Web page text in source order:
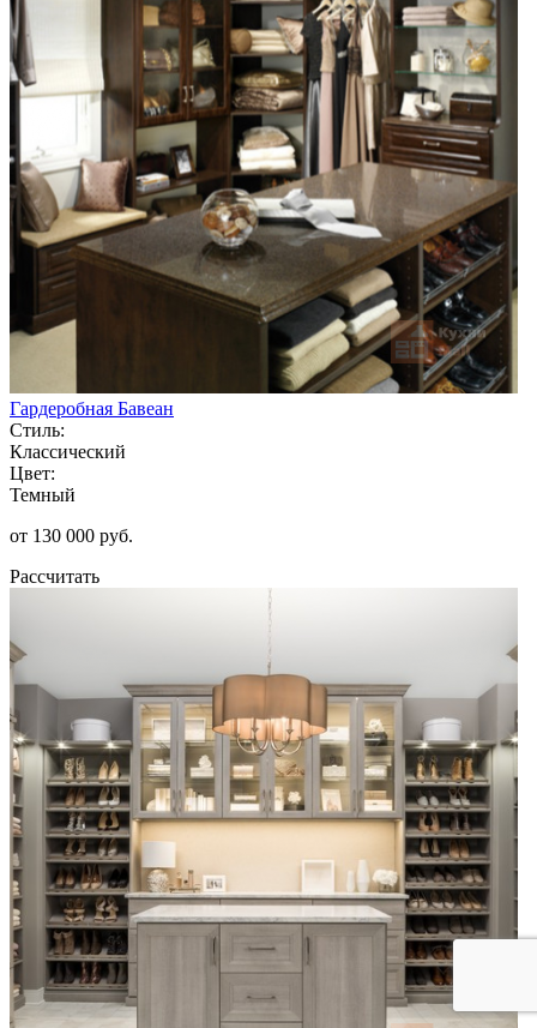
Гардеробная Бавеан
Стиль:
Классический
Цвет:
Темный
от 130 000 руб.
Рассчитать